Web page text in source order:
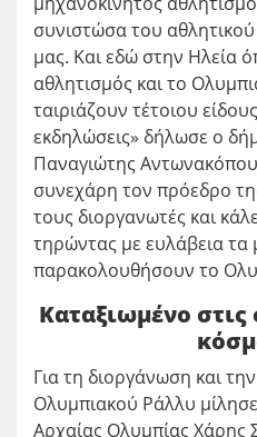
συνιστώσα του
μας. Και εδώ στην Ηλεία
αθλητισμός και το
ταιριάζουν τέτοιου
εκδηλώσεις» δήλωσε ο
Παναγιώτης
συνεχάρη τον πρόεδρο
τους διοργανωτές και
τηρώντας με ευλάβεια τα
παρακολουθήσουν το
Καταξιωμένο στις
Για τη διοργάνωση και
Ολυμπιακού Ράλλυ
Αρχαίας Ολυμπίας Χάρης